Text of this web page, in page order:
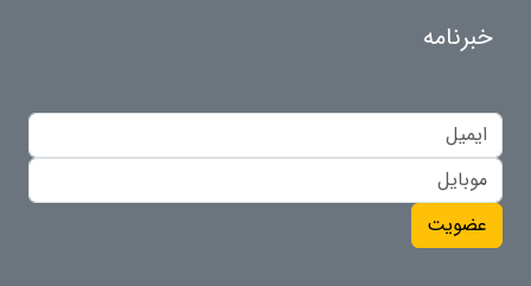
خبرنامه
عضویت